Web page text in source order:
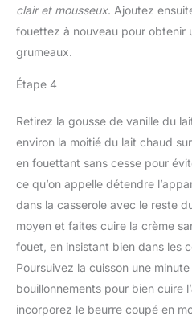
clair et mousseux. Ajoutez
fouettez à nouveau pour obtenir
grumeaux.
Étape 4
Retirez la gousse de vanille du
environ la moitié du lait chaud
en fouettant sans cesse pour
ce qu’on appelle détendre
dans la casserole avec le reste
moyen et faites cuire la crème
fouet, en insistant bien dans les
Poursuivez la cuisson une
bouillonnements pour bien cuire
incorporez le beurre coupé en